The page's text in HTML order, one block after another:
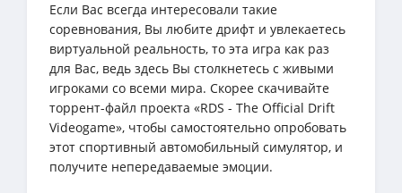
Если Вас всегда интересовали такие
соревнования, Вы любите дрифт и увлекаетесь
виртуальной реальность, то эта игра как раз
для Вас, ведь здесь Вы столкнетесь с живыми
игроками со всеми мира. Скорее скачивайте
торрент-файл проекта «RDS - The Official Drift
Videogame», чтобы самостоятельно опробовать
этот спортивный автомобильный симулятор, и
получите непередаваемые эмоции.